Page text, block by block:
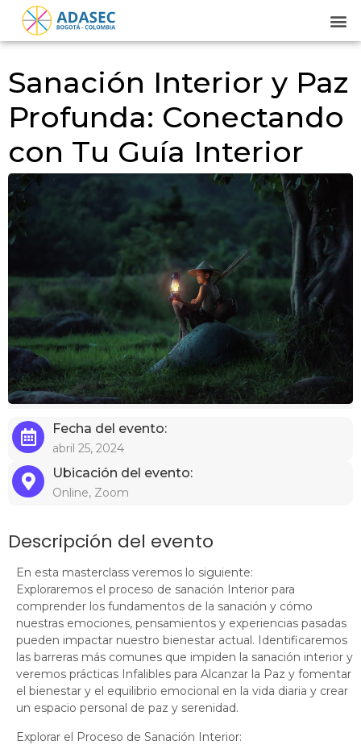
Sanación Interior y Paz
Profunda: Conectando
con Tu Guía Interior
Fecha del evento:
abril 25, 2024
Ubicación del evento:
Online, Zoom
Descripción del evento
En esta masterclass veremos lo siguiente:
Exploraremos el proceso de sanación Interior para
comprender los fundamentos de la sanación y cómo
nuestras emociones, pensamientos y experiencias pasadas
pueden impactar nuestro bienestar actual. Identificaremos
las barreras más comunes que impiden la sanación interior y
veremos prácticas Infalibles para Alcanzar la Paz y fomentar
el bienestar y el equilibrio emocional en la vida diaria y crear
un espacio personal de paz y serenidad.
Explorar el Proceso de Sanación Interior: